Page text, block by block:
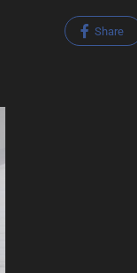
Share